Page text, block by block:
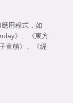
用程式，如
》
《東方
童萌》
《經